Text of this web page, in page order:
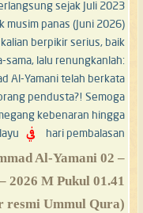
sejak Juli 2023
musim panas (Juni 2026)
berpikir serius, baik
lalu renungkanlah:
Al-Yamani telah berkata
pendusta?! Semoga
kebenaran hingga
hari pembalasan
في
Al-Yamani 02 –
2026 M Pukul 01.41
Ummul Qura) ...